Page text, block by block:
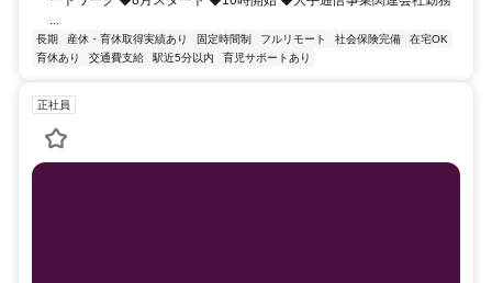
長期 産休・育休取得実績あり 固定時間制 フルリモート 社会保険完備
在宅OK
育休あり
交通費支給 駅近5分以内 育児サポートあり
正社員